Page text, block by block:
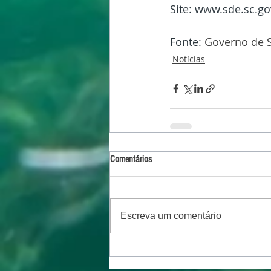
Site:
Fonte: Governo de
Notícias
Comentários
Escreva um comentário